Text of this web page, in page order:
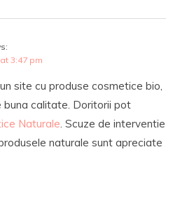
3:47 pm
site cu produse cosmetice bio,
calitate. Doritorii pot
Naturale. Scuze de interventie
naturale sunt apreciate